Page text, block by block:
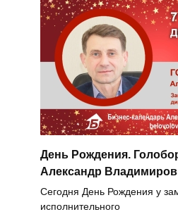
День Рождения.
Александр
Сегодня День Рождения у
исполнительного